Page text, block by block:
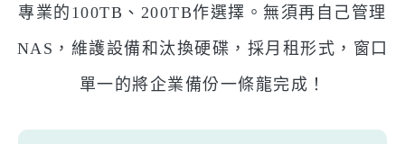
專業的100TB、200TB作選擇。無須再自己管理
NAS，維護設備和汰換硬碟，採月租形式，窗口
單一的將企業備份一條龍完成！